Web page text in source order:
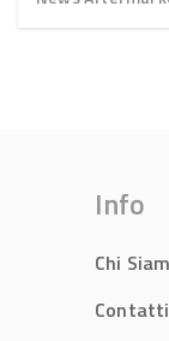
Info
Chi
Contatti